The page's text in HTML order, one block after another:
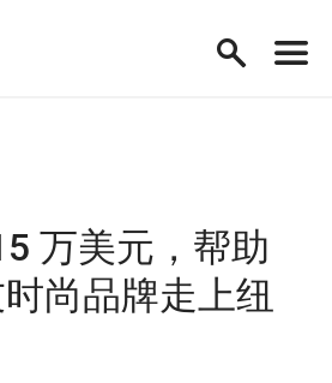
万美元，帮助
尚品牌走上纽